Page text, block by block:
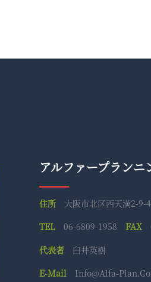
アルファープランニ
住所 大阪市北区西天満2-9-
TEL 06-6809-1958 FAX
代表者 臼井英樹
E-Mail Info@alfa-